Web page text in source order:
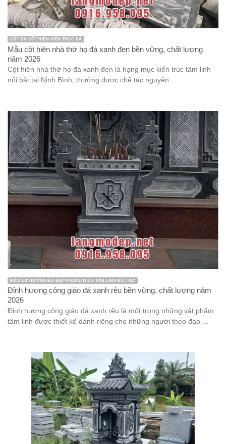
CỘT ĐÁ CỘT HIÊN KIẾN TRÚC ĐÁ
Mẫu cột hiên nhà thờ họ đá xanh đen bền vững, chất lượng
năm 2026
Cột hiên nhà thờ họ đá xanh đen là hạng mục kiến trúc tâm linh
nổi bật tại Ninh Bình, thường được chế tác nguyên ...
MẪU LƯ HƯƠNG ĐÁ ĐẸP PHONG THỦY TÂM LINH ĐỒ THỜ
Đỉnh hương công giáo đá xanh rêu bền vững, chất lượng năm
2026
Đỉnh hương công giáo đá xanh rêu là một trong những vật phẩm
tâm linh được thiết kế dành riêng cho những người theo đạo ...